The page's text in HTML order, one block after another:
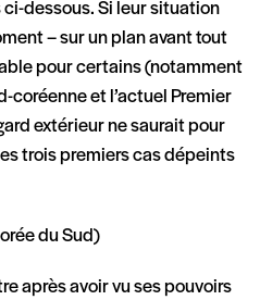
dessous. Si leur situation
– sur un plan avant tout
pour certains (notamment
coréenne et l’actuel Premier
extérieur ne saurait pour
trois premiers cas dépeints
du Sud)
après avoir vu ses pouvoirs